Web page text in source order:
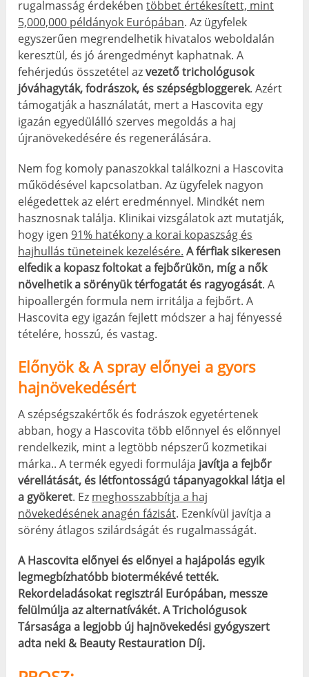
rugalmasság érdekébentöbbet értékesített, mint
5,000,000 példányok Európában. Az ügyfelek
egyszerűen megrendelhetik hivatalos weboldalán
keresztül, és jó árengedményt kaphatnak. A
fehérjedús összetétel azvezető trichológusok
jóváhagyták, fodrászok, és szépségbloggerek. Azért
támogatják a használatát, mert a Hascovita egy
igazán egyedülálló szerves megoldás a haj
újranövekedésére és regenerálására.
Nem fog komoly panaszokkal találkozni a Hascovita
működésével kapcsolatban. Az ügyfelek nagyon
elégedettek az elért eredménnyel. Mindkét nem
hasznosnak találja. Klinikai vizsgálatok azt mutatják,
hogy igen91% hatékony a korai kopaszság és
hajhullás tüneteinek kezelésére. A férfiak sikeresen
elfedik a kopasz foltokat a fejbőrükön, míg a nők
növelhetik a sörényük térfogatát és ragyogását. A
hipoallergén formula nem irritálja a fejbőrt. A
Hascovita egy igazán fejlett módszer a haj fényessé
tételére, hosszú, és vastag.
Előnyök & A spray előnyei a gyors
hajnövekedésért
A szépségszakértők és fodrászok egyetértenek
abban, hogy a Hascovita több előnnyel és előnnyel
rendelkezik, mint a legtöbb népszerű kozmetikai
márka.. A termék egyedi formulája javítja a fejbőr
vérellátását, és létfontosságú tápanyagokkal látja el
a gyökeret. Ez meghosszabbítja a haj
növekedésének anagén fázisát. Ezenkívül javítja a
sörény átlagos szilárdságát és rugalmasságát.
A Hascovita előnyei és előnyei a hajápolás egyik
legmegbízhatóbb biotermékévé tették.
Rekordeladásokat regisztrál Európában, messze
felülmúlja az alternatívákét. A Trichológusok
Társasága a legjobb új hajnövekedési gyógyszert
adta neki & Beauty Restauration Díj.